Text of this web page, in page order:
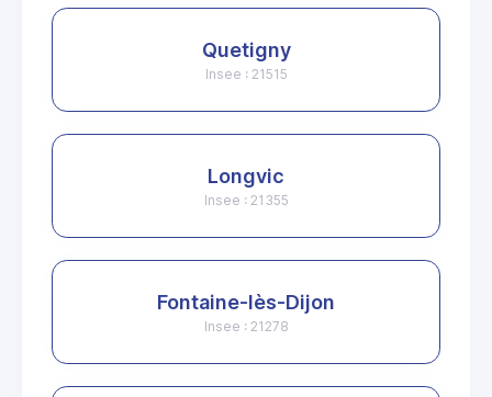
Quetigny
Insee : 21515
Longvic
Insee : 21355
Fontaine-lès-Dijon
Insee : 21278